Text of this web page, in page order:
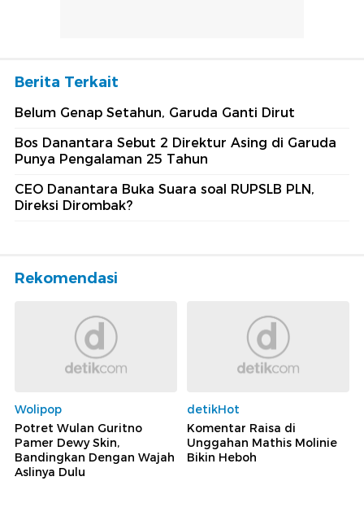
Berita Terkait
Belum Genap Setahun, Garuda Ganti Dirut
Bos Danantara Sebut 2 Direktur Asing di Garuda
Punya Pengalaman 25 Tahun
CEO Danantara Buka Suara soal RUPSLB PLN,
Direksi Dirombak?
Rekomendasi
Wolipop
Potret Wulan Guritno
Pamer Dewy Skin,
Bandingkan Dengan Wajah
Aslinya Dulu
detikHot
Komentar Raisa di
Unggahan Mathis Molinie
Bikin Heboh